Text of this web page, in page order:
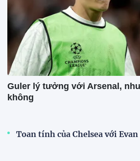
Guler lý tưởng với Arsenal,
không
Toan tính của Chelsea với